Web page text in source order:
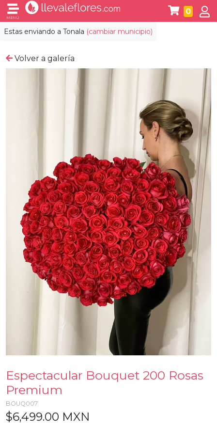
Estas enviando a Tonala (cambiar municipio)
MENÚ
0
Volver a galería
Espectacular Bouquet 200 Rosas
Premium
BOUQ007
$6,499.00 MXN